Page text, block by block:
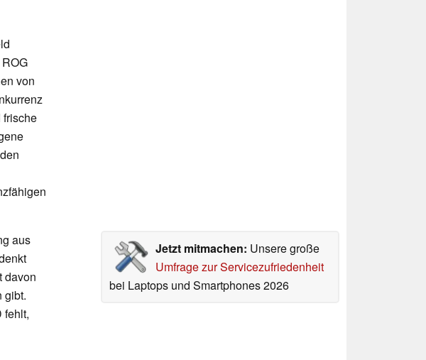
von
frische
Jetzt mitmachen: Unsere große
Umfrage zur Servicezufriedenheit
bei Laptops und Smartphones 2026
aus
davon
gibt.
fehlt,